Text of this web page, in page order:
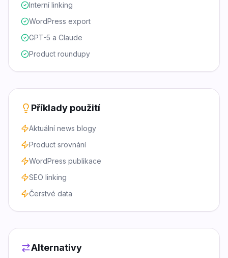
Interní linking
WordPress export
GPT-5 a Claude
Product roundupy
Příklady použití
Aktuální news blogy
Product srovnání
WordPress publikace
SEO linking
Čerstvé data
Alternativy